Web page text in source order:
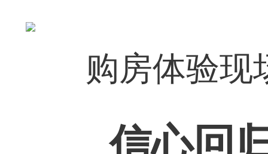
购房体验现
信心回